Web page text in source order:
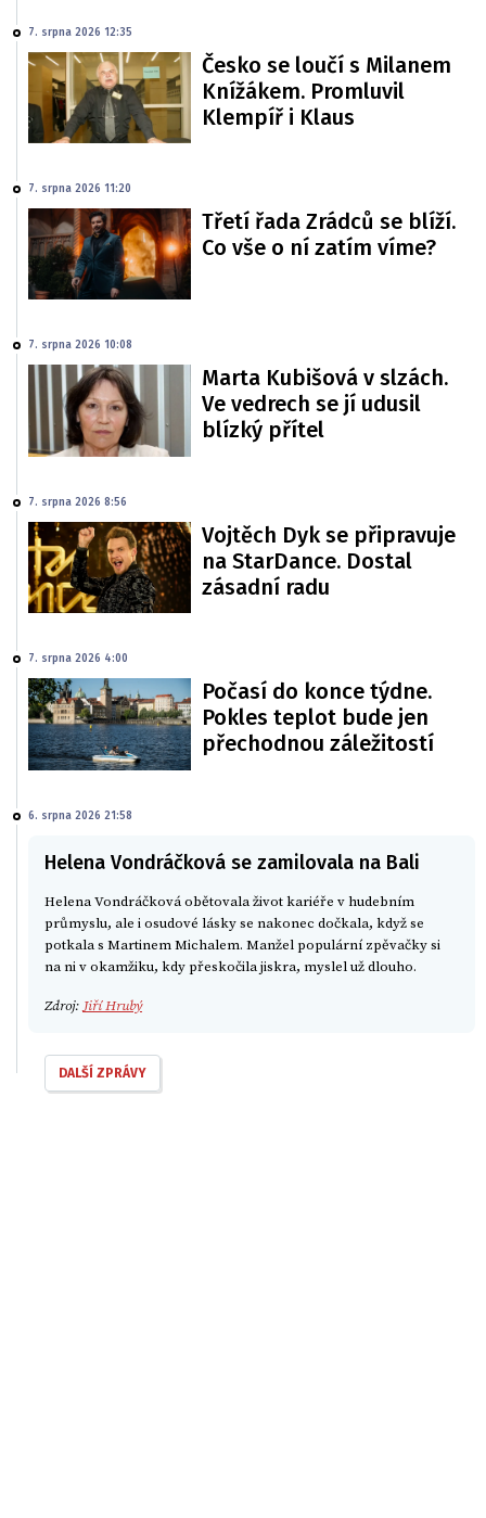
7. srpna 2026 12:35
Česko se loučí s Milanem
Knížákem. Promluvil
Klempíř i Klaus
7. srpna 2026 11:20
Třetí řada Zrádců se blíží.
Co vše o ní zatím víme?
7. srpna 2026 10:08
Marta Kubišová v slzách.
Ve vedrech se jí udusil
blízký přítel
7. srpna 2026 8:56
Vojtěch Dyk se připravuje
na StarDance. Dostal
zásadní radu
7. srpna 2026 4:00
Počasí do konce týdne.
Pokles teplot bude jen
přechodnou záležitostí
6. srpna 2026 21:58
Helena Vondráčková se zamilovala na Bali
Helena Vondráčková obětovala život kariéře v hudebním
průmyslu, ale i osudové lásky se nakonec dočkala, když se
potkala s Martinem Michalem. Manžel populární zpěvačky si
na ni v okamžiku, kdy přeskočila jiskra, myslel už dlouho.
Zdroj: Jiří Hrubý
DALŠÍ ZPRÁVY